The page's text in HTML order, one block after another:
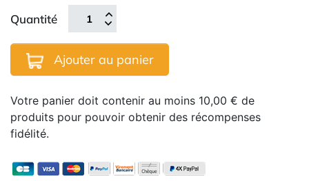
Quantité
Ajouter au panier
Votre panier doit contenir au moins 10,00 € de
produits pour pouvoir obtenir des récompenses
fidélité.